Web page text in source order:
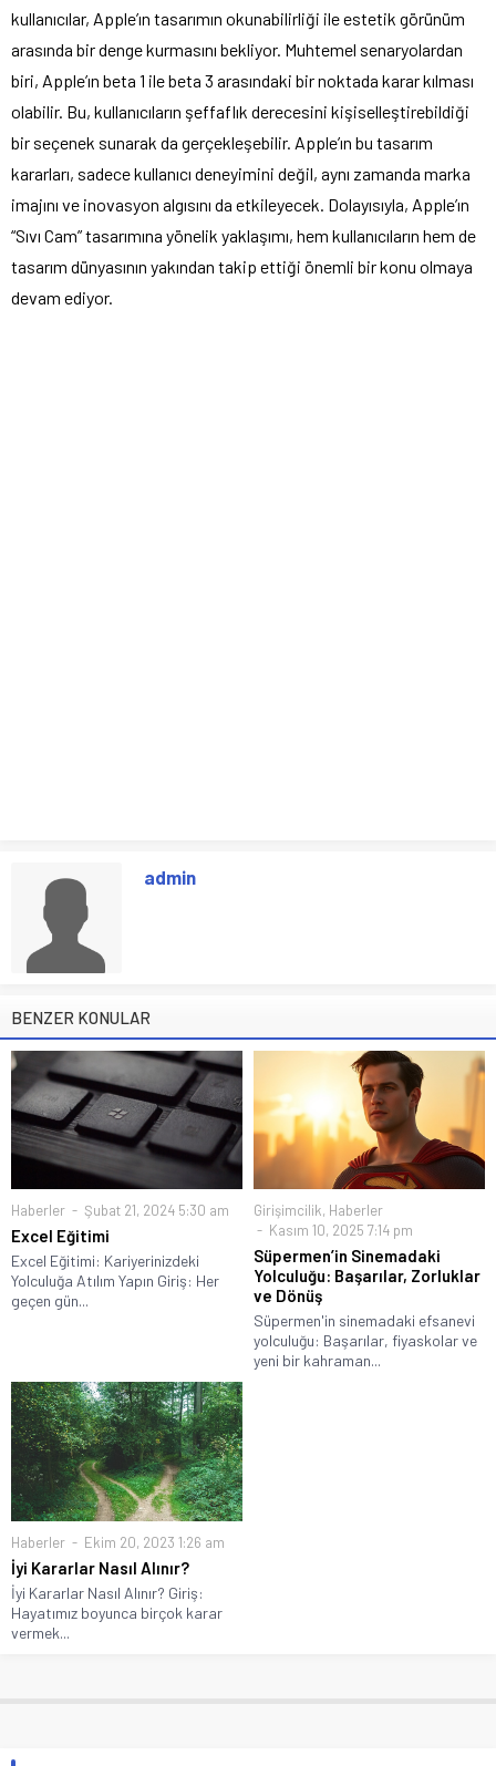
kullanıcılar, Apple’ın tasarımın okunabilirliği ile estetik görünüm
arasında bir denge kurmasını bekliyor. Muhtemel senaryolardan
biri, Apple’ın beta 1 ile beta 3 arasındaki bir noktada karar kılması
olabilir. Bu, kullanıcıların şeffaflık derecesini kişiselleştirebildiği
bir seçenek sunarak da gerçekleşebilir. Apple’ın bu tasarım
kararları, sadece kullanıcı deneyimini değil, aynı zamanda marka
imajını ve inovasyon algısını da etkileyecek. Dolayısıyla, Apple’ın
“Sıvı Cam” tasarımına yönelik yaklaşımı, hem kullanıcıların hem de
tasarım dünyasının yakından takip ettiği önemli bir konu olmaya
devam ediyor.
admin
BENZER KONULAR
Haberler Şubat 21, 2024 5:30 am
Excel Eğitimi
Excel Eğitimi: Kariyerinizdeki
Yolculuğa Atılım Yapın Giriş: Her
geçen gün...
Girişimcilik, Haberler
Kasım 10, 2025 7:14 pm
Süpermen’in Sinemadaki
Yolculuğu: Başarılar, Zorluklar
ve Dönüş
Süpermen'in sinemadaki efsanevi
yolculuğu: Başarılar, fiyaskolar ve
yeni bir kahraman...
Haberler Ekim 20, 2023 1:26 am
İyi Kararlar Nasıl Alınır?
İyi Kararlar Nasıl Alınır? Giriş:
Hayatımız boyunca birçok karar
vermek...